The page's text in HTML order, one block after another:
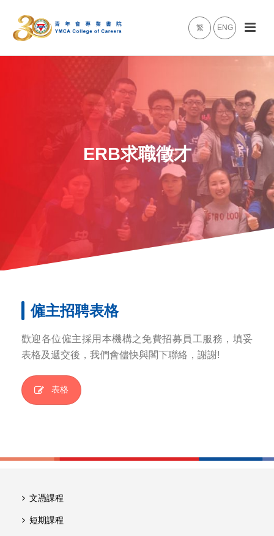
繁 ENG
ERB求職徵才
僱主招聘表格
歡迎各位僱主採用本機構之免費招募員工服務，填妥
表格及遞交後，我們會儘快與閣下聯絡，謝謝!
表格
文憑課程
短期課程